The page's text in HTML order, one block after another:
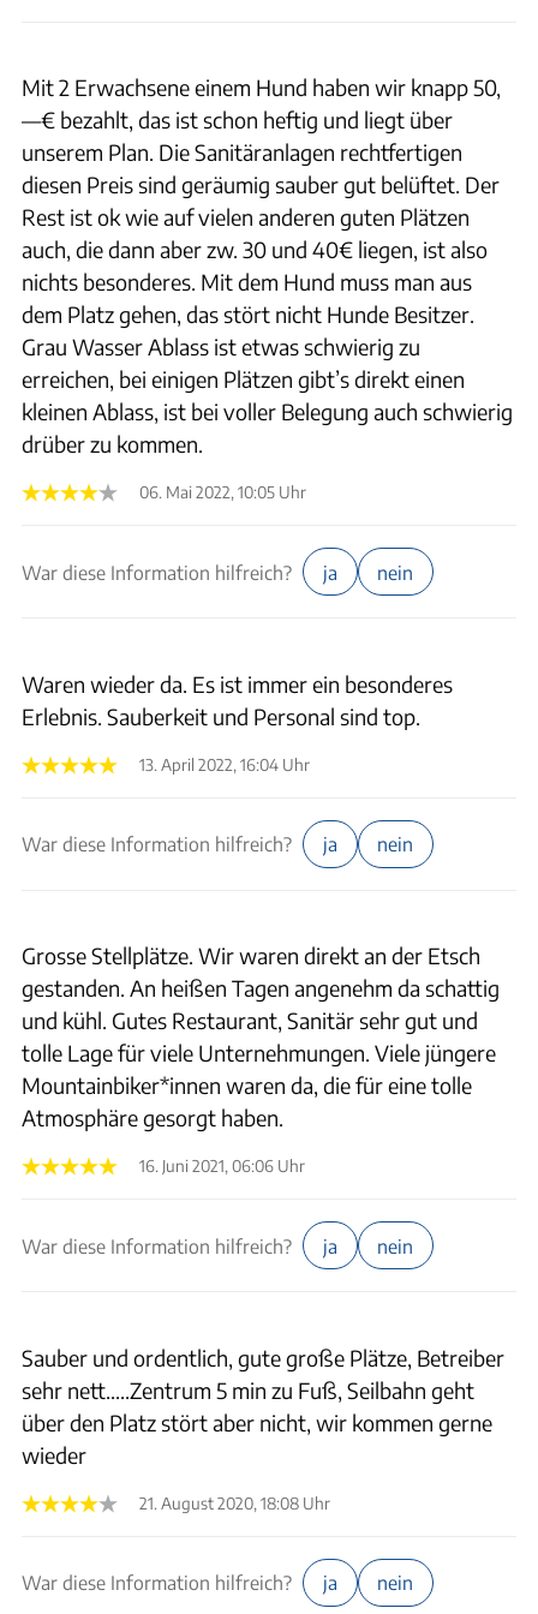
Mit 2 Erwachsene einem Hund haben wir knapp 50,
—€ bezahlt, das ist schon heftig und liegt über
unserem Plan. Die Sanitäranlagen rechtfertigen
diesen Preis sind geräumig sauber gut belüftet. Der
Rest ist ok wie auf vielen anderen guten Plätzen
auch, die dann aber zw. 30 und 40€ liegen, ist also
nichts besonderes. Mit dem Hund muss man aus
dem Platz gehen, das stört nicht Hunde Besitzer.
Grau Wasser Ablass ist etwas schwierig zu
erreichen, bei einigen Plätzen gibt’s direkt einen
kleinen Ablass, ist bei voller Belegung auch schwierig
drüber zu kommen.
06. Mai 2022, 10:05 Uhr
War diese Information hilfreich? ja nein
Waren wieder da. Es ist immer ein besonderes
Erlebnis. Sauberkeit und Personal sind top.
13. April 2022, 16:04 Uhr
War diese Information hilfreich? ja nein
Grosse Stellplätze. Wir waren direkt an der Etsch
gestanden. An heißen Tagen angenehm da schattig
und kühl. Gutes Restaurant, Sanitär sehr gut und
tolle Lage für viele Unternehmungen. Viele jüngere
Mountainbiker*innen waren da, die für eine tolle
Atmosphäre gesorgt haben.
16. Juni 2021, 06:06 Uhr
War diese Information hilfreich? ja nein
Sauber und ordentlich, gute große Plätze, Betreiber
sehr nett.....Zentrum 5 min zu Fuß, Seilbahn geht
über den Platz stört aber nicht, wir kommen gerne
wieder
21. August 2020, 18:08 Uhr
War diese Information hilfreich? ja nein